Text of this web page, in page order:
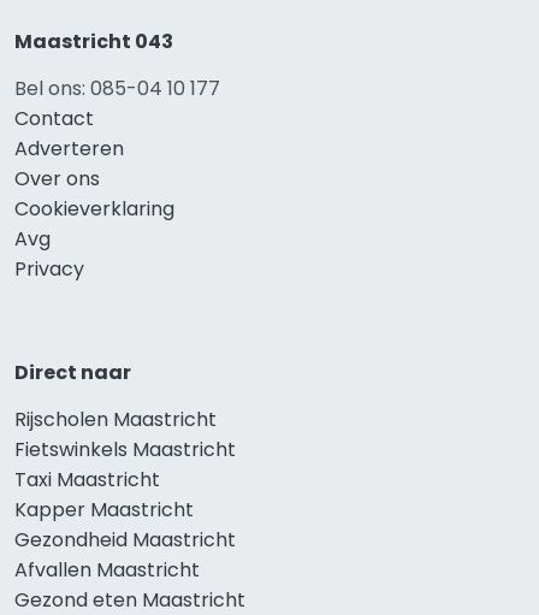
Maastricht 043
Bel ons: 085-04 10 177
Contact
Adverteren
Over ons
Cookieverklaring
Avg
Privacy
Direct naar
Rijscholen Maastricht
Fietswinkels Maastricht
Taxi Maastricht
Kapper Maastricht
Gezondheid Maastricht
Afvallen Maastricht
Gezond eten Maastricht